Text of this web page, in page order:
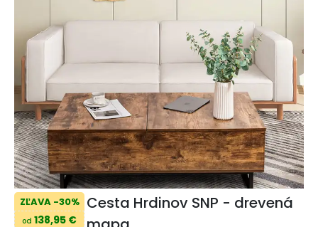
ZĽAVA -30%
od 138,95 €
Cesta Hrdinov SNP - drevená